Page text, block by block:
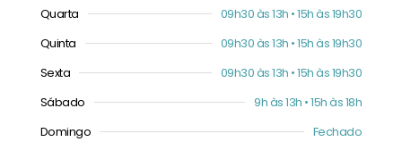
Quarta
09h30 às 13h • 15h às 19h30
Quinta
09h30 às 13h • 15h às 19h30
Sexta
09h30 às 13h • 15h às 19h30
Sábado
9h às 13h • 15h às 18h
Domingo
Fechado